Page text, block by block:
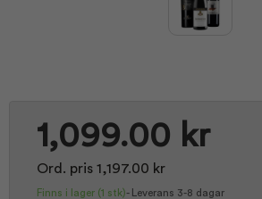
1,099.00 kr
Ord. pris 1,197.00 kr
Finns i lager (1 stk)- Leverans 3-8 dagar